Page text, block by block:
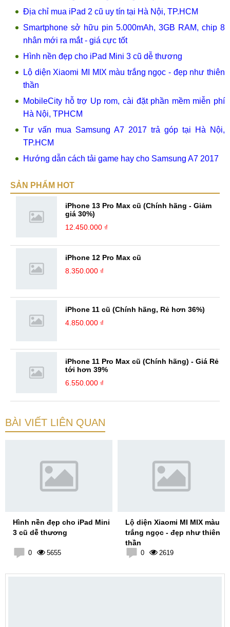
Địa chỉ mua iPad 2 cũ uy tín tại Hà Nội, TP.HCM
Smartphone sở hữu pin 5.000mAh, 3GB RAM, chip 8
nhân mới ra mắt - giá cực tốt
Hình nền đẹp cho iPad Mini 3 cũ dễ thương
Lộ diện Xiaomi MI MIX màu trắng ngọc - đẹp như thiên
thần
MobileCity hỗ trợ Up rom, cài đặt phần mềm miễn phí
Hà Nội, TPHCM
Tư vấn mua Samsung A7 2017 trả góp tại Hà Nội,
TP.HCM
Hướng dẫn cách tải game hay cho Samsung A7 2017
SẢN PHẨM HOT
iPhone 13 Pro Max cũ (Chính hãng - Giảm
giá 30%)
12.450.000 ₫
iPhone 12 Pro Max cũ
8.350.000 ₫
iPhone 11 cũ (Chính hãng, Rẻ hơn 36%)
4.850.000 ₫
iPhone 11 Pro Max cũ (Chính hãng) - Giá Rẻ
tới hơn 39%
6.550.000 ₫
BÀI VIẾT LIÊN QUAN
Hình nền đẹp cho iPad Mini
3 cũ dễ thương
0 5655
Lộ diện Xiaomi MI MIX màu
trắng ngọc - đẹp như thiên
thần
0 2619